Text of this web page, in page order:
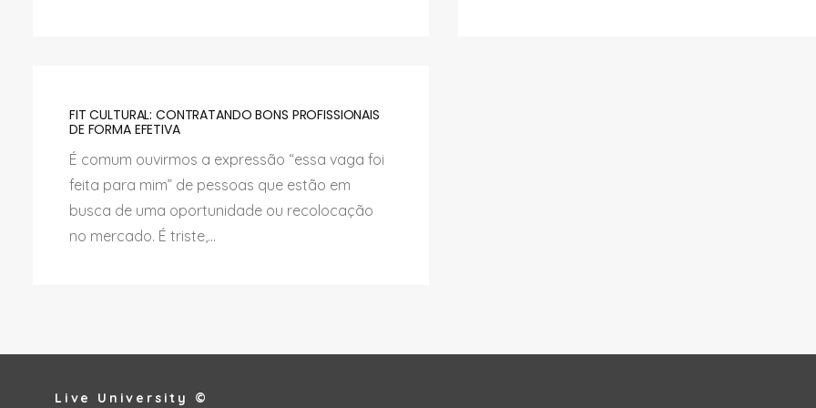
FIT CULTURAL: CONTRATANDO BONS PROFISSIONAIS
DE FORMA EFETIVA
É comum ouvirmos a expressão “essa vaga foi
feita para mim” de pessoas que estão em
busca de uma oportunidade ou recolocação
no mercado. É triste,...
Live University ©